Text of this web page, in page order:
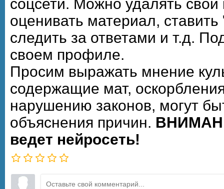
соцсети. Можно удалять
оценивать материал, ставить
следить за ответами и т.д.
своем профиле.
Просим выражать мнение
содержащие мат,
нарушению законов, могут
объяснения причин.
ведет нейросеть!